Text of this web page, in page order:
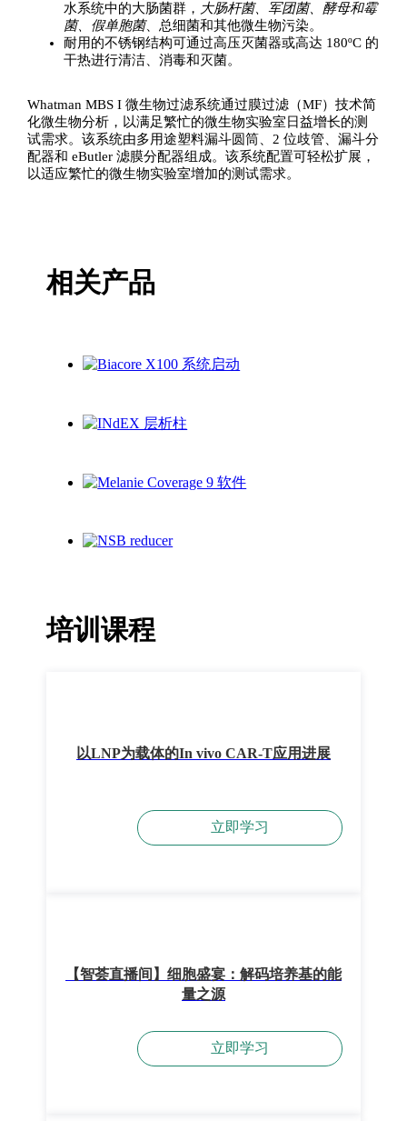
水系统中的大肠菌群， 大肠杆菌、军团菌、酵母和霉
菌、假单胞菌、总细菌和其他微生物污染。
耐用的不锈钢结构可通过高压灭菌器或高达 180ºC 的
干热进行清洁、消毒和灭菌。
Whatman MBS I 微生物过滤系统通过膜过滤（MF）技术简
化微生物分析，以满足繁忙的微生物实验室日益增长的测
试需求。该系统由多用途塑料漏斗圆筒、2 位歧管、漏斗分
配器和 eButler 滤膜分配器组成。该系统配置可轻松扩展，
以适应繁忙的微生物实验室增加的测试需求。
相关产品
培训课程
以LNP为载体的In vivo CAR-T应用进展
立即学习
【智荟直播间】细胞盛宴：解码培养基的能
量之源
立即学习